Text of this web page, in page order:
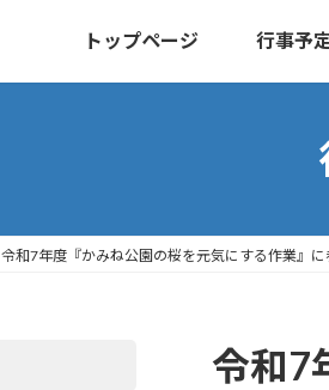
トップページ 行事予
令和7年度『かみね公園の桜を元気にする作業』に
令和7